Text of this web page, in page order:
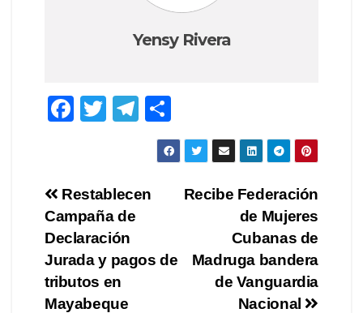
Yensy Rivera
F
e
b
o
o
k
T
er
T
el
gr
o
m
p
Navegación
de
entradas
Recibe Federación
de Mujeres
Cubanas de
Madruga bandera
de Vanguardia
Nacional
Restablecen
Campaña de
Declaración
Jurada y pagos de
tributos en
Mayabeque